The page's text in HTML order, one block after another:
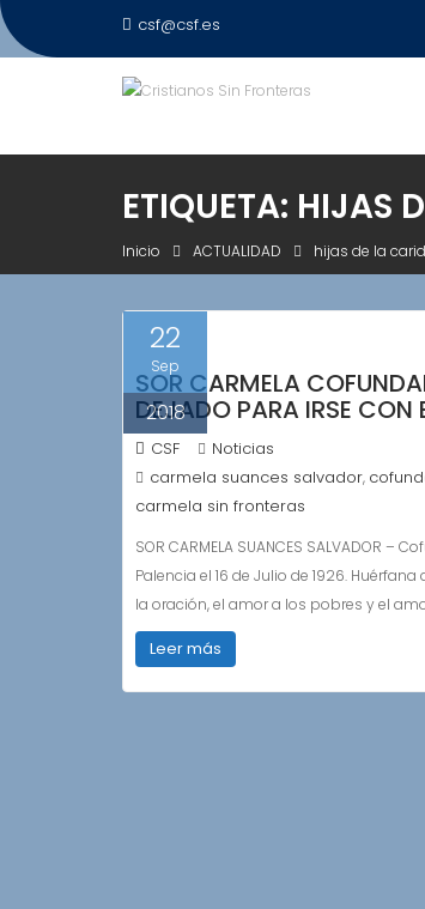
Saltar
al
csf@csf.es
ETIQUETA: HIJAS
Inicio ACTUALIDAD hijas de la
22
Sep
2018
SOR CARMELA
DEJADO PARA IRSE CON
CSF
Noticias
carmela suances salvador,
carmela sin fronteras
SOR CARMELA SUANCES SALVADOR
Palencia el 16 de Julio de 1926.
la oración, el amor a los pobres y el
Leer más